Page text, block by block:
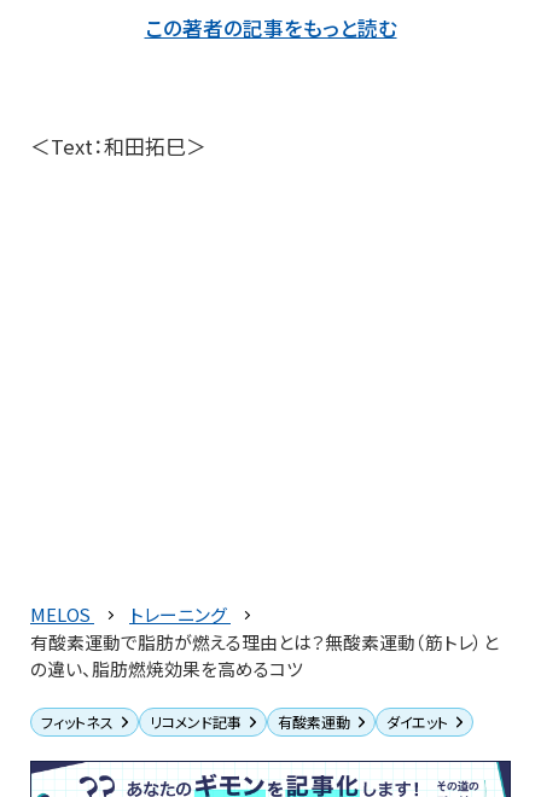
この著者の記事をもっと読む
＜Text：和田拓巳＞
MELOS
トレーニング
有酸素運動で脂肪が燃える理由とは？無酸素運動（筋トレ）と
の違い、脂肪燃焼効果を高めるコツ
フィットネス リコメンド記事 有酸素運動 ダイエット